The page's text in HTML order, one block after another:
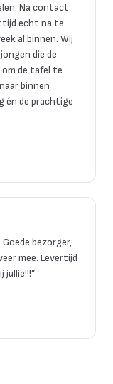
Na contact
echt na te
al binnen. Wij
die de
om de tafel te
binnen
én de prachtige
bezorger,
mee. Levertijd
jullie!!!”